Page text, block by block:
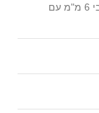
זכוכית מלוטשת ומחוסמת בעובי 6 מ"מ עם